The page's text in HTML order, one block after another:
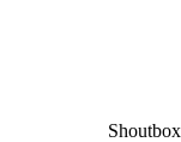
Shoutbox